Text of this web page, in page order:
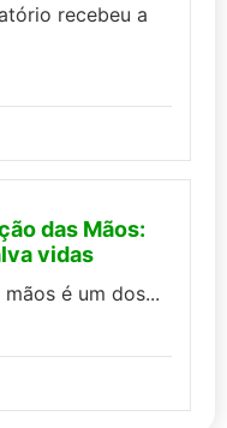
recebeu a
das Mãos:
vidas
é um dos...